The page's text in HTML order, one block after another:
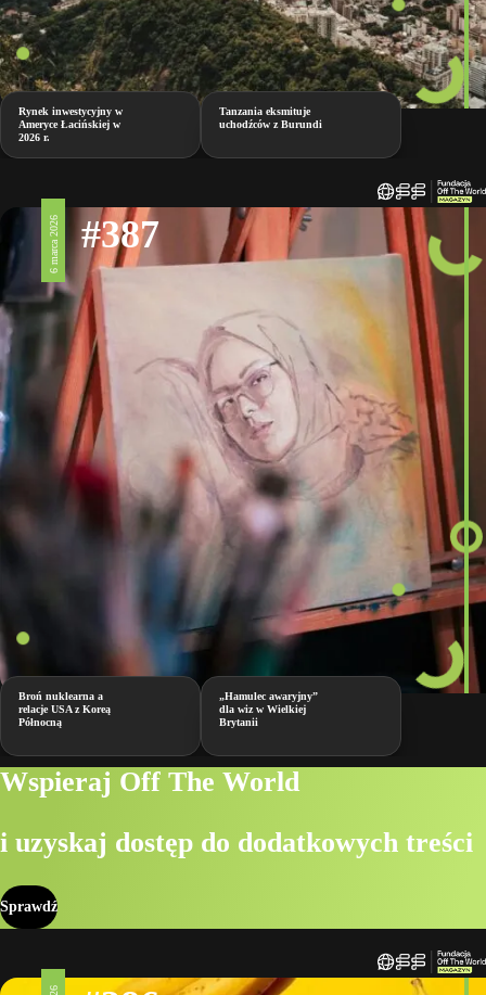
Rynek inwestycyjny w
Ameryce Łacińskiej w
2026 r.
Tanzania eksmituje
uchodźców z Burundi
6 marca 2026 #387
Broń nuklearna a
relacje USA z Koreą
Północną
„Hamulec awaryjny”
dla wiz w Wielkiej
Brytanii
Wspieraj Off The World
i uzyskaj dostęp do dodatkowych treści
Sprawdź